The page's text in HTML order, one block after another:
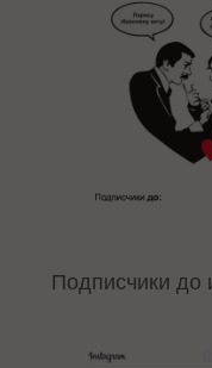
Подписчики до